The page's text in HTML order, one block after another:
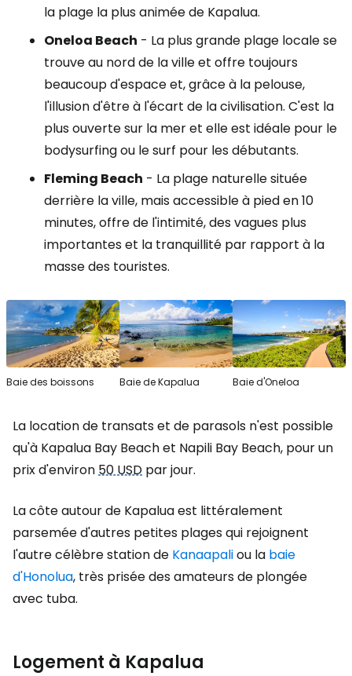
la plage la plus animée de Kapalua.
Oneloa Beach - La plus grande plage locale se
trouve au nord de la ville et offre toujours
beaucoup d'espace et, grâce à la pelouse,
l'illusion d'être à l'écart de la civilisation. C'est la
plus ouverte sur la mer et elle est idéale pour le
bodysurfing ou le surf pour les débutants.
Fleming Beach - La plage naturelle située
derrière la ville, mais accessible à pied en 10
minutes, offre de l'intimité, des vagues plus
importantes et la tranquillité par rapport à la
masse des touristes.
Baie des boissons Baie de Kapalua Baie d'Oneloa
La location de transats et de parasols n'est possible
qu'à Kapalua Bay Beach et Napili Bay Beach, pour un
prix d'environ50 USD par jour.
La côte autour de Kapalua est littéralement
parsemée d'autres petites plages qui rejoignent
l'autre célèbre station de Kanaapaliou la baie
d'Honolua, très prisée des amateurs de plongée
avec tuba.
Logement à Kapalua